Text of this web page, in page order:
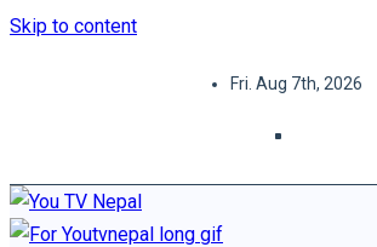
Skip to content
Fri. Aug 7th, 2026